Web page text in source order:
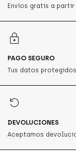
Envíos gratis a partir
PAGO SEGURO
Tus datos
DEVOLUCIONES
Aceptamos